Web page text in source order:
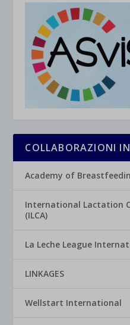
COLLABORAZIONI
Academy of
International Lactation
(ILCA)
La Leche League
LINKAGES
Wellstart International